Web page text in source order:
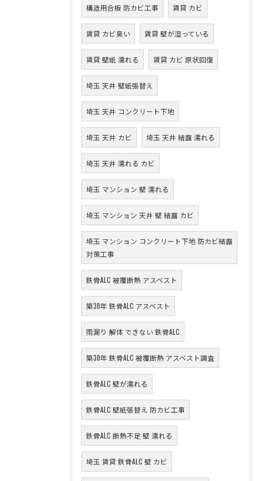
構造用合板 防カビ工事 賃貸 カビ
賃貸 カビ臭い 賃貸 壁が湿っている
賃貸 壁紙 濡れる 賃貸 カビ 原状回復
埼玉 天井 壁紙張替え
埼玉 天井 コンクリート下地
埼玉 天井 カビ 埼玉 天井 結露 濡れる
埼玉 天井 濡れる カビ
埼玉 マンション 壁 濡れる
埼玉 マンション 天井 壁 結露 カビ
埼玉 マンション コンクリート下地 防カビ結露
対策工事
鉄骨ALC 被覆断熱 アスベスト
築30年 鉄骨ALC アスベスト
雨漏り 解体 できない 鉄骨ALC
築30年 鉄骨ALC 被覆断熱 アスベスト調査
鉄骨ALC 壁が濡れる
鉄骨ALC 壁紙張替え 防カビ工事
鉄骨ALC 断熱不足 壁 濡れる
埼玉 賃貸 鉄骨ALC 壁 カビ